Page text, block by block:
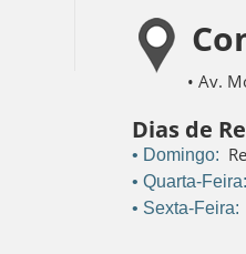
• Av.
Dias de
• Domingo:
• Quarta-
• Sexta-